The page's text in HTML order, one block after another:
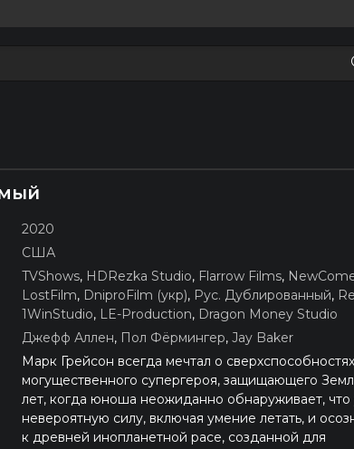
2020
США
TVShows, HDRezka Studio, Flarrow Films,
LostFilm, DniproFilm (укр), Рус. Дублированный,
1WinStudio, LE-Production, Dragon Money Studio
Джефф Аллен, Пол Фёрмингер, Jay Baker
Марк Грейсон всегда мечтал о
могущественного супергероя, защищающего
лет, когда юноша неожиданно обнаруживает, что
невероятную силу, включая умение летать, и
к древней инопланетной расе, созданной для